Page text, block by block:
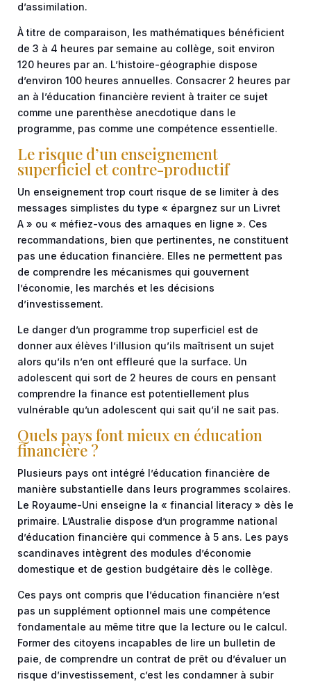
d’assimilation.
À titre de comparaison, les mathématiques bénéficient
de 3 à 4 heures par semaine au collège, soit environ
120 heures par an. L’histoire-géographie dispose
d’environ 100 heures annuelles. Consacrer 2 heures par
an à l’éducation financière revient à traiter ce sujet
comme une parenthèse anecdotique dans le
programme, pas comme une compétence essentielle.
Le risque d’un enseignement
superficiel et contre-productif
Un enseignement trop court risque de se limiter à des
messages simplistes du type « épargnez sur un Livret
A » ou « méfiez-vous des arnaques en ligne ». Ces
recommandations, bien que pertinentes, ne constituent
pas une éducation financière. Elles ne permettent pas
de comprendre les mécanismes qui gouvernent
l’économie, les marchés et les décisions
d’investissement.
Le danger d’un programme trop superficiel est de
donner aux élèves l’illusion qu’ils maîtrisent un sujet
alors qu’ils n’en ont effleuré que la surface. Un
adolescent qui sort de 2 heures de cours en pensant
comprendre la finance est potentiellement plus
vulnérable qu’un adolescent qui sait qu’il ne sait pas.
Quels pays font mieux en éducation
financière ?
Plusieurs pays ont intégré l’éducation financière de
manière substantielle dans leurs programmes scolaires.
Le Royaume-Uni enseigne la « financial literacy » dès le
primaire. L’Australie dispose d’un programme national
d’éducation financière qui commence à 5 ans. Les pays
scandinaves intègrent des modules d’économie
domestique et de gestion budgétaire dès le collège.
Ces pays ont compris que l’éducation financière n’est
pas un supplément optionnel mais une compétence
fondamentale au même titre que la lecture ou le calcul.
Former des citoyens incapables de lire un bulletin de
paie, de comprendre un contrat de prêt ou d’évaluer un
risque d’investissement, c’est les condamner à subir